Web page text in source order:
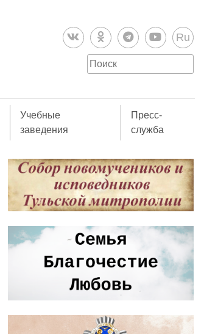
Ru
Учебные
заведения
Пресс-
служба